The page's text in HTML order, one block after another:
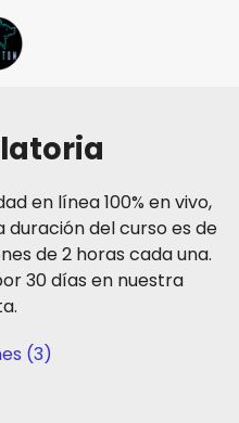
en línea 100% en vivo,
duración del curso es de
de 2 horas cada una.
30 días en nuestra
(3)